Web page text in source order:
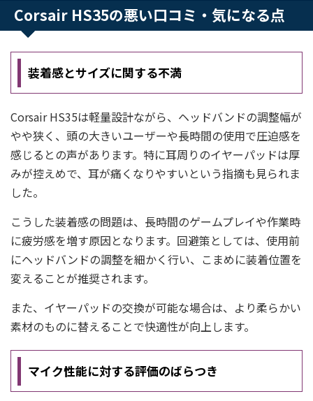
Corsair HS35の悪い口コミ・気になる点
装着感とサイズに関する不満
Corsair HS35は軽量設計ながら、ヘッドバンドの調整幅が
やや狭く、頭の大きいユーザーや長時間の使用で圧迫感を
感じるとの声があります。特に耳周りのイヤーパッドは厚
みが控えめで、耳が痛くなりやすいという指摘も見られま
した。
こうした装着感の問題は、長時間のゲームプレイや作業時
に疲労感を増す原因となります。回避策としては、使用前
にヘッドバンドの調整を細かく行い、こまめに装着位置を
変えることが推奨されます。
また、イヤーパッドの交換が可能な場合は、より柔らかい
素材のものに替えることで快適性が向上します。
マイク性能に対する評価のばらつき